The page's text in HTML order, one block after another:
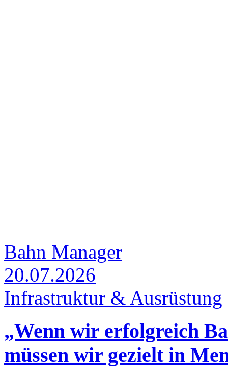
Bahn Manager
20.07.2026
Infrastruktur & Ausrüstung
„Wenn wir erfolgreich
müssen wir gezielt in